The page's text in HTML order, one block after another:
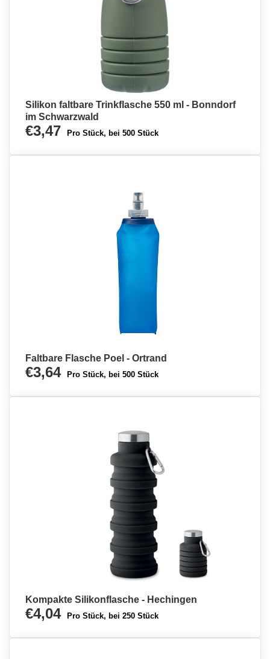
Silikon faltbare Trinkflasche 550 ml - Bonndorf
im Schwarzwald
€3,47 Pro Stück, bei 500 Stück
Faltbare Flasche Poel - Ortrand
€3,64 Pro Stück, bei 500 Stück
Kompakte Silikonflasche - Hechingen
€4,04 Pro Stück, bei 250 Stück